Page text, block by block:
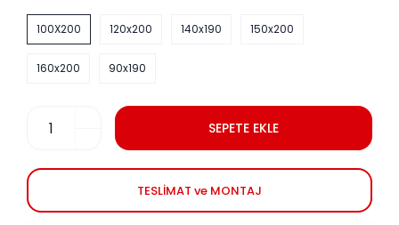
100X200 120x200 140x190 150x200
160x200 90x190
SEPETE EKLE
TESLİMAT ve MONTAJ